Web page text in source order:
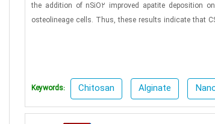
the addition of nSiO2 improved apatite deposition
osteolineage cells. Thus, these results indicate that
Keywords: Chitosan Alginate